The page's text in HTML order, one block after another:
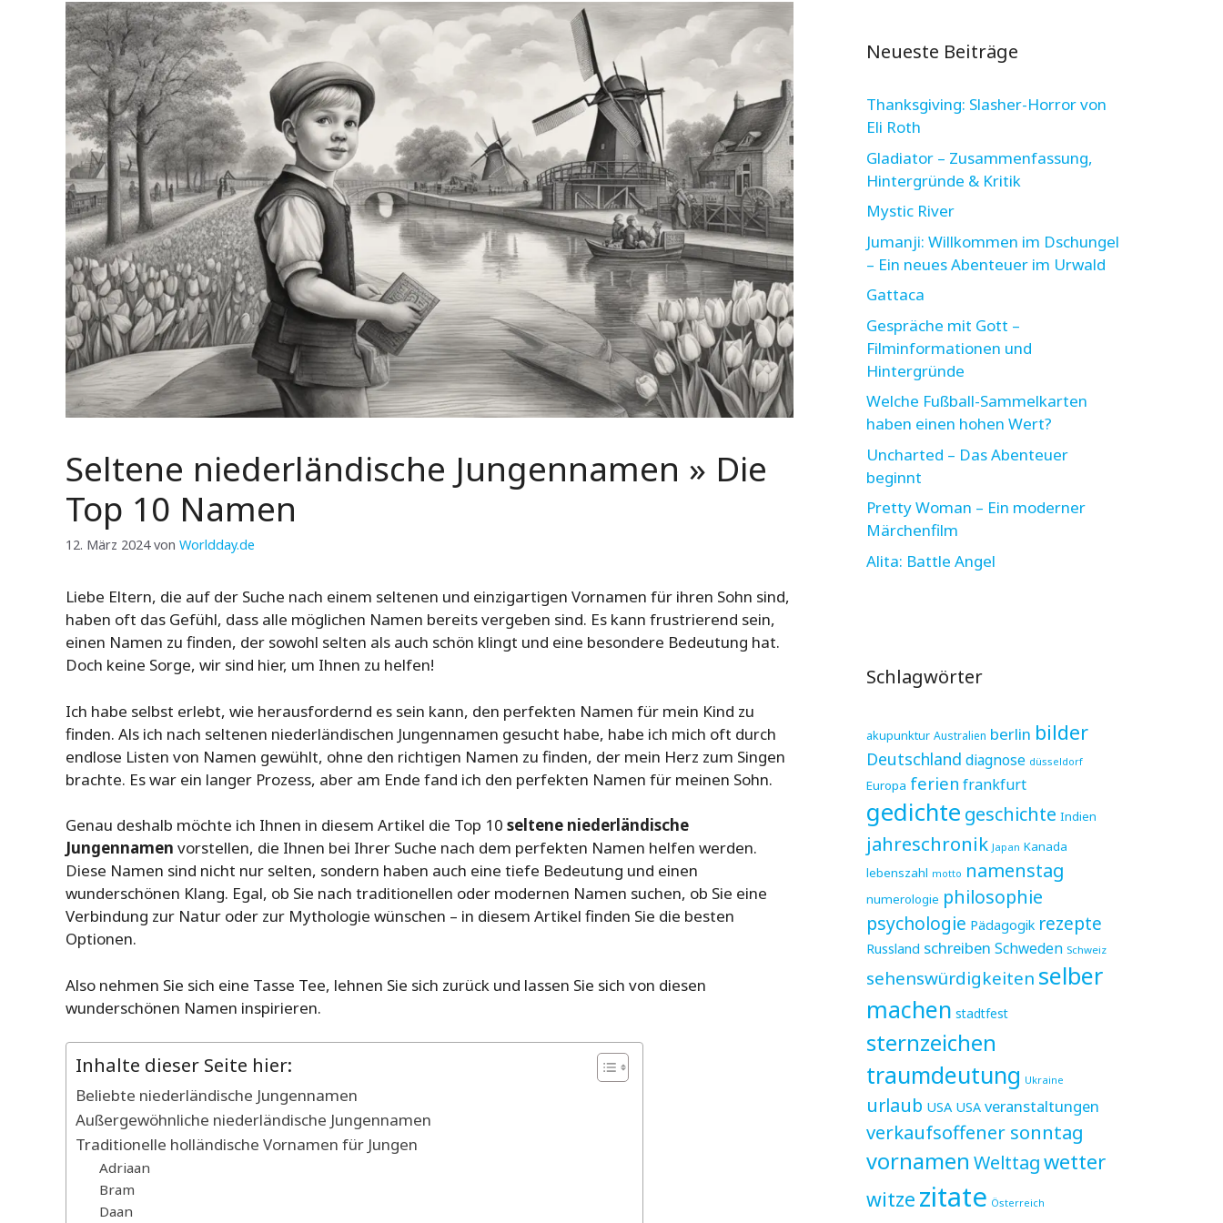
Seltene niederländische Jungennamen » Die
Top 10 Namen
12. März 2024 von Worldday.de
Liebe Eltern, die auf der Suche nach einem seltenen und einzigartigen Vornamen für ihren Sohn sind,
haben oft das Gefühl, dass alle möglichen Namen bereits vergeben sind. Es kann frustrierend sein,
einen Namen zu finden, der sowohl selten als auch schön klingt und eine besondere Bedeutung hat.
Doch keine Sorge, wir sind hier, um Ihnen zu helfen!
Ich habe selbst erlebt, wie herausfordernd es sein kann, den perfekten Namen für mein Kind zu
finden. Als ich nach seltenen niederländischen Jungennamen gesucht habe, habe ich mich oft durch
endlose Listen von Namen gewühlt, ohne den richtigen Namen zu finden, der mein Herz zum Singen
brachte. Es war ein langer Prozess, aber am Ende fand ich den perfekten Namen für meinen Sohn.
Genau deshalb möchte ich Ihnen in diesem Artikel die Top 10 seltene niederländische
Jungennamen vorstellen, die Ihnen bei Ihrer Suche nach dem perfekten Namen helfen werden.
Diese Namen sind nicht nur selten, sondern haben auch eine tiefe Bedeutung und einen
wunderschönen Klang. Egal, ob Sie nach traditionellen oder modernen Namen suchen, ob Sie eine
Verbindung zur Natur oder zur Mythologie wünschen – in diesem Artikel finden Sie die besten
Optionen.
Also nehmen Sie sich eine Tasse Tee, lehnen Sie sich zurück und lassen Sie sich von diesen
wunderschönen Namen inspirieren.
Inhalte dieser Seite hier:
Beliebte niederländische Jungennamen
Außergewöhnliche niederländische Jungennamen
Traditionelle holländische Vornamen für Jungen
Adriaan
Bram
Daan
Neueste Beiträge
Thanksgiving: Slasher-Horror von
Eli Roth
Gladiator – Zusammenfassung,
Hintergründe & Kritik
Mystic River
Jumanji: Willkommen im Dschungel
– Ein neues Abenteuer im Urwald
Gattaca
Gespräche mit Gott –
Filminformationen und
Hintergründe
Welche Fußball-Sammelkarten
haben einen hohen Wert?
Uncharted – Das Abenteuer
beginnt
Pretty Woman – Ein moderner
Märchenfilm
Alita: Battle Angel
Schlagwörter
akupunktur Australien berlin bilder
Deutschland diagnose düsseldorf
Europa ferien frankfurt
gedichte geschichte Indien
jahreschronik Japan Kanada
lebenszahl motto namenstag
numerologie philosophie
psychologie Pädagogik rezepte
Russland schreiben Schweden Schweiz
sehenswürdigkeiten selber
machen stadtfest
sternzeichen
traumdeutung Ukraine
urlaub USA USA veranstaltungen
verkaufsoffener sonntag
vornamen Welttagwetter
witze zitate Österreich